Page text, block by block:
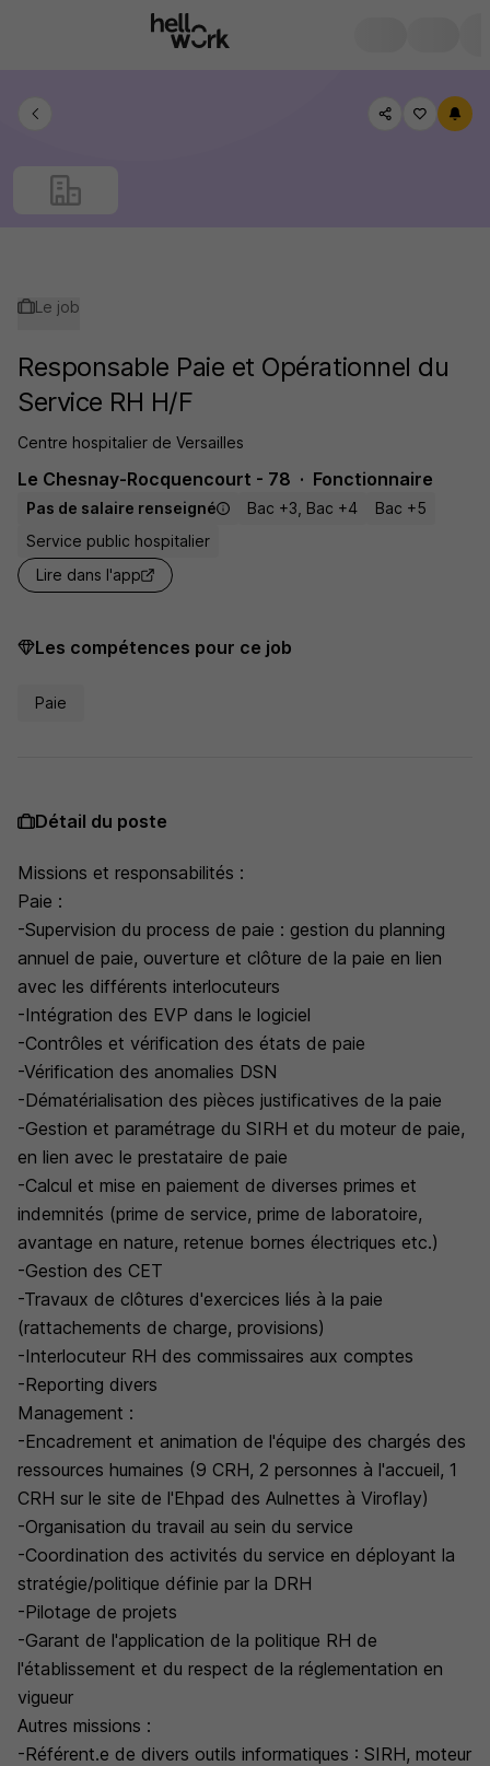
Le job
Responsable Paie et Opérationnel du
Service RH H/F
Centre hospitalier de Versailles
Le Chesnay-Rocquencourt - 78 Fonctionnaire
Pas de salaire renseigné Bac +3, Bac +4
Bac +5
Service public hospitalier
Lire dans l'app
Les compétences pour ce job
Paie
Détail du poste
Missions et responsabilités :
Paie :
-Supervision du process de paie : gestion du planning
annuel de paie, ouverture et clôture de la paie en lien
avec les différents interlocuteurs
-Intégration des EVP dans le logiciel
-Contrôles et vérification des états de paie
-Vérification des anomalies DSN
-Dématérialisation des pièces justificatives de la paie
-Gestion et paramétrage du SIRH et du moteur de paie,
en lien avec le prestataire de paie
-Calcul et mise en paiement de diverses primes et
indemnités (prime de service, prime de laboratoire,
avantage en nature, retenue bornes électriques etc.)
-Gestion des CET
-Travaux de clôtures d'exercices liés à la paie
(rattachements de charge, provisions)
-Interlocuteur RH des commissaires aux comptes
-Reporting divers
Management :
-Encadrement et animation de l'équipe des chargés des
ressources humaines (9 CRH, 2 personnes à l'accueil, 1
CRH sur le site de l'Ehpad des Aulnettes à Viroflay)
-Organisation du travail au sein du service
-Coordination des activités du service en déployant la
stratégie/politique définie par la DRH
-Pilotage de projets
-Garant de l'application de la politique RH de
l'établissement et du respect de la réglementation en
vigueur
Autres missions :
-Référent.e de divers outils informatiques : SIRH, moteur